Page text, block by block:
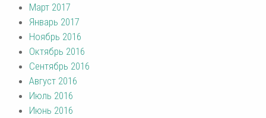
Март 2017
Январь 2017
Ноябрь 2016
Октябрь 2016
Сентябрь 2016
Август 2016
Июль 2016
Июнь 2016